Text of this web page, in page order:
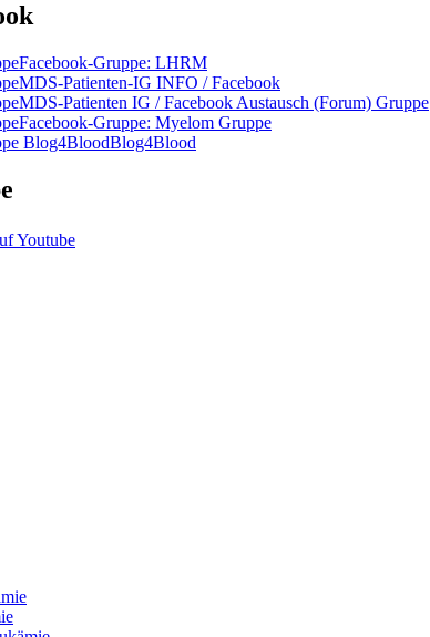
Facebook-Gruppe: LHRM
MDS-Patienten-IG INFO / Facebook
MDS-Patienten IG / Facebook Austausch (Forum) Gruppe
Facebook-Gruppe: Myelom Gruppe
Blog4Blood
Youtube